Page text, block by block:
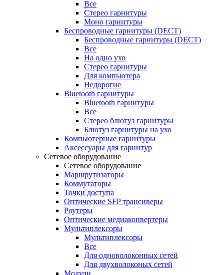
Все
Стерео гарнитуры
Моно гарнитуры
Беспроводные гарнитуры (DECT)
Беспроводные гарнитуры (DECT)
Все
На одно ухо
Стерео гарнитуры
Для компьютера
Недорогие
Bluetooth гарнитуры
Bluetooth гарнитуры
Все
Стерео блютуз гарнитуры
Блютуз гарнитуры на ухо
Компьютерные гарнитуры
Аксессуары для гарнитур
Сетевое оборудование
Сетевое оборудование
Маршрутизаторы
Коммутаторы
Точки доступа
Оптические SFP трансиверы
Роутеры
Оптические медиаконвертеры
Мультиплексоры
Мультиплексоры
Все
Для одноволоконных сетей
Для двухволоконых сетей
Модули